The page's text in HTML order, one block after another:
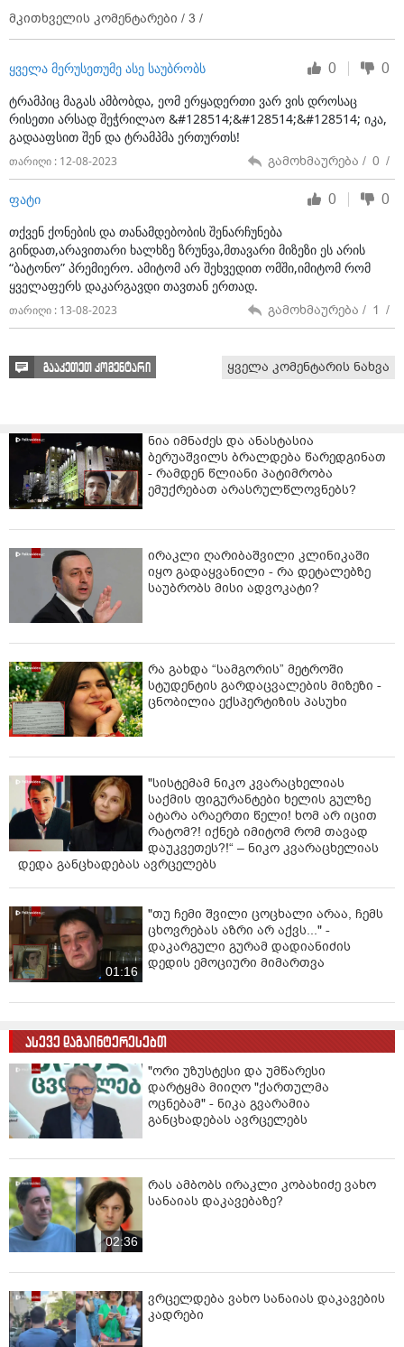
პრემიერ-მინისტრმა აღნიშნა, რომ საქართველოს
პრაგმატული, კონსტრუქციული პოლიტიკით სვლას
გააგრძელებენ, რაც მიზნად ისახავს არსებული
პრობლემების მშვიდობიანი გზით გადაჭრას.
„ჩემი მთავრობა მშვიდობაზეა ორიენტირებული. ჩვენ
გვსურს მშვიდობა, სტაბილურობა და კეთილდღეობა
ჩვენი ხალხისთვის. ჩვენ ნამდვილად შევძელით
ბოლო 10 წლის განმავლობაში მშვიდობის
შენარჩუნება საქართველოში. ეს არის ერთადერთი
უწყვეტი მშვიდობიანი და სტაბილური არსებობის
პერიოდი. ამიტომ, გავაგრძელებთ ამ პოლიტიკით
სვლას, ამ პრაგმატული, კონსტრუქციული პოლიტიკით
სვლას, რაც მიზნად ისახავს ჩვენი პრობლემების
მშვიდობიანი გზით გადაჭრას. ამდენად, ჩემი ხედვა
კეთილდღეობის, მეტი განვითარებისა და წინსვლის,
სწრაფი მოდერნიზაციისა და ტრანსფორმაციის
კეთილდღეობის ქვეყნად",– განაცხადა ირაკლი
ღარიბაშვილმა.
კითხვაზე, რას ფიქრობს მშვიდობის და
კეთილდღეობის უზრუნველსაყოფად ჩინეთის მიერ
და მიმდინარე მოდერნიზაციის პროცესი ძალიან
შთამბეჭდავია.
„ჩინეთმა ძალიან სწრაფი ცვლილება განიცადა.
ნამდვილად ძალიან შთამბეჭდავია. კვლავაც, ეს
მომდინარეობს პრეზიდენტი სი ძინპინისგან, მისი
პოლიტიკიდან და ინიციატივებიდან, რასაც მეტი
კეთილდღეობა მოაქვს ჩინელი ხალხისთვის. ეს
შეიძლება იქცეს ინსპირაციად სხვა ქვეყნებისა და
2015 წელს ვიყავი. მას შემდეგ ცვლილებებს მრავლად
ვხედავთ ყოველწლიურად. დიდია გაუმჯობესების
მასშტაბი. ზრდა სწრაფი ტემპით მიმდინარეობს და
მიმაჩნია, რომ ყოველივე ეს ძალიან კარგია, ძალიან
შთამბეჭდავია! ამდენად, მინდა მოგიწონოთ და
მოგილოცოთ კიდევ ერთხელ ყოველივე ის, რასაც
მიაღწიეთ ბოლო ათწლეულში, განსაკუთრებით
განაცხადა ირაკლი ღარიბაშვილმა.
მკითხველის კომენტარები / 3 /
ყველა მერუსეთუმე ასე საუბრობს 0 0
ტრამპიც მაგას ამბობდა, ეომ ერყადერთი ვარ ვის დროსაც
რისეთი არსად შეჭრილაო &#128514;&#128514;&#128514; იკა,
გადააფსით შენ და ტრამპმა ერთურთს!
თარიღი : 12-08-2023 გამოხმაურება / 0 /
ფატი 0 0
თქვენ ქონების და თანამდებობის შენარჩუნება
გინდათ,არავითარი ხალხზე ზრუნვა,მთავარი მიზეზი ეს არის
“ბატონო” პრემიერო. ამიტომ არ შეხვედით ომში,იმიტომ რომ
ყველაფერს დაკარგავდი თავთან ერთად.
თარიღი : 13-08-2023 გამოხმაურება / 1 /
გააკეთეთ კომენტარი ყველა კომენტარის ნახვა
ნია იმნაძეს და ანასტასია
ბერუაშვილს ბრალდება წარედგინათ
- რამდენ წლიანი პატიმრობა
ემუქრებათ არასრულწლოვნებს?
ირაკლი ღარიბაშვილი კლინიკაში
იყო გადაყვანილი - რა დეტალებზე
საუბრობს მისი ადვოკატი?
რა გახდა “სამგორის” მეტროში
სტუდენტის გარდაცვალების მიზეზი -
ცნობილია ექსპერტიზის პასუხი
"სისტემამ ნიკო კვარაცხელიას
საქმის ფიგურანტები ხელის გულზე
ატარა არაერთი წელი! ხომ არ იცით
რატომ?! იქნებ იმიტომ რომ თავად
დაუკვეთეს?!“ – ნიკო კვარაცხელიას
დედა განცხადებას ავრცელებს
01:16
"თუ ჩემი შვილი ცოცხალი არაა, ჩემს
ცხოვრებას აზრი არ აქვს..." -
დაკარგული გურამ დადიანიძის
დედის ემოციური მიმართვა
ასევე დაგაინტერესებთ
"ორი უზუსტესი და უმწარესი
დარტყმა მიიღო "ქართულმა
ოცნებამ" - ნიკა გვარამია
განცხადებას ავრცელებს
02:36
რას ამბობს ირაკლი კობახიძე ვახო
სანაიას დაკავებაზე?
ვრცელდება ვახო სანაიას დაკავების
კადრები